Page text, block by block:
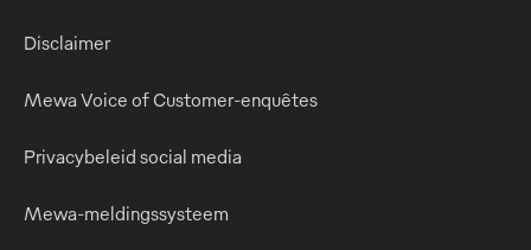
Disclaimer
Mewa Voice of Customer-enquêtes
Privacybeleid social media
Mewa-meldingssysteem